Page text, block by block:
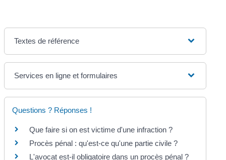
Textes de référence
Services en ligne et formulaires
Questions ? Réponses !
Que faire si on est victime d'une infraction ?
Procès pénal : qu'est-ce qu'une partie civile ?
L'avocat est-il obligatoire dans un procès pénal ?